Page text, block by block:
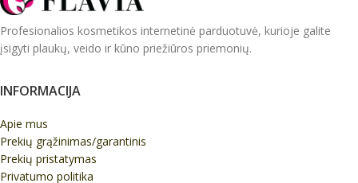
Profesionalios kosmetikos internetinė parduotuvė, kurioje galite
įsigyti plaukų, veido ir kūno priežiūros priemonių.
INFORMACIJA
Apie mus
Prekių grąžinimas/garantinis
Prekių pristatymas
Privatumo politika